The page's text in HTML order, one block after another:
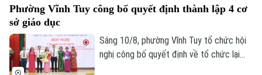
Phường Vĩnh Tuy công bố quyết định thành lập 4 cơ
sở giáo dục
Sáng 10/8, phường Vĩnh Tuy tổ chức hội
nghị công bố quyết định về tổ chức lại